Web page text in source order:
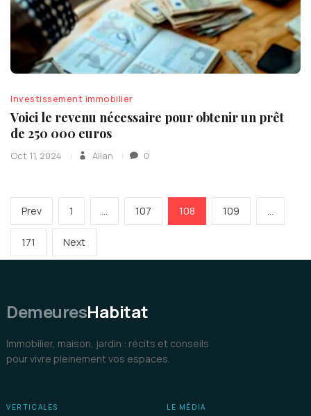
Investissement immobilier
Voici le revenu nécessaire pour obtenir un prêt
de 250 000 euros
Oct 11, 2024 Allan 0
Pagination
des
PrevPrevious
page
Page
1 … Page
107 Page
108 Page
109 …
Page
171 NextNext
page
DemeuresHabitat
Immobilier, maison, jardin : récits et conseils
pour vivre pleinement vos espaces.
VERTICALES LE MÉDIA